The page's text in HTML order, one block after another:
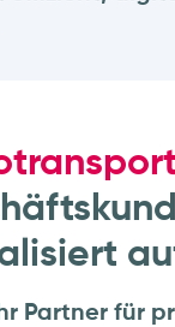
Partner für